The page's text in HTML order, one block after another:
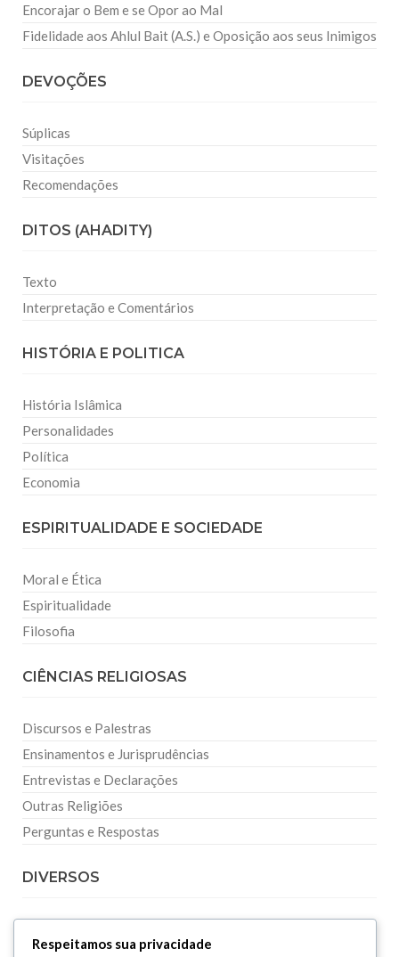
Encorajar o Bem e se Opor ao Mal
Fidelidade aos Ahlul Bait (A.S.) e Oposição aos seus Inimigos
DEVOÇÕES
Súplicas
Visitações
Recomendações
DITOS (AHADITY)
Texto
Interpretação e Comentários
HISTÓRIA E POLITICA
História Islâmica
Personalidades
Política
Economia
ESPIRITUALIDADE E SOCIEDADE
Moral e Ética
Espiritualidade
Filosofia
CIÊNCIAS RELIGIOSAS
Discursos e Palestras
Ensinamentos e Jurisprudências
Entrevistas e Declarações
Outras Religiões
Perguntas e Respostas
DIVERSOS
Respeitamos sua privacidade